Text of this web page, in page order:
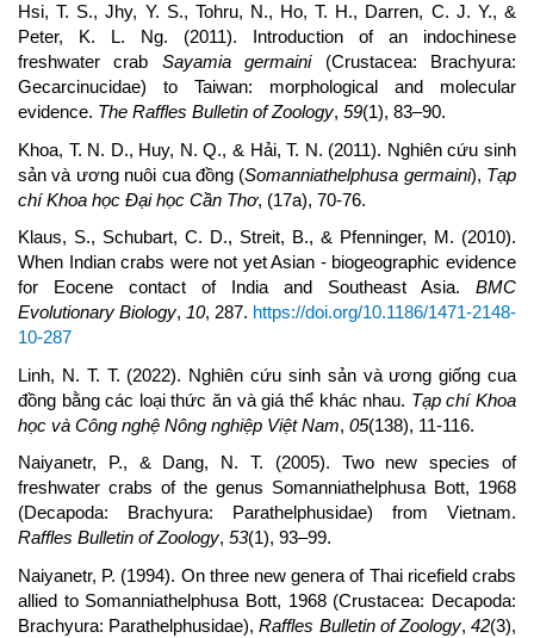
Hsi, T. S., Jhy, Y. S., Tohru, N., Ho, T. H., Darren, C. J. Y., &
Peter, K. L. Ng. (2011). Introduction of an indochinese
freshwater crab Sayamia germaini(Crustacea: Brachyura:
Gecarcinucidae) to Taiwan: morphological and molecular
evidence. The Raffles Bulletin of Zoology, 59(1), 83–90.
Khoa, T. N. D., Huy, N. Q., & Hải, T. N. (2011). Nghiên cứu sinh
sản và ương nuôi cua đồng (Somanniathelphusa germaini), Tạp
chí Khoa học Đại học Cần Thơ, (17a), 70-76.
Klaus, S., Schubart, C. D., Streit, B., & Pfenninger, M. (2010).
When Indian crabs were not yet Asian - biogeographic evidence
for Eocene contact of India and Southeast Asia. BMC
Evolutionary Biology, 10, 287. https://doi.org/10.1186/1471-2148-
10-287
Linh, N. T. T. (2022). Nghiên cứu sinh sản và ương giống cua
đồng bằng các loại thức ăn và giá thể khác nhau. Tạp chí Khoa
học và Công nghệ Nông nghiệp Việt Nam, 05(138), 11-116.
Naiyanetr, P., & Dang, N. T. (2005). Two new species of
freshwater crabs of the genus Somanniathelphusa Bott, 1968
(Decapoda: Brachyura: Parathelphusidae) from Vietnam.
Raffles Bulletin of Zoology, 53(1), 93–99.
Naiyanetr, P. (1994). On three new genera of Thai ricefield crabs
allied to Somanniathelphusa Bott, 1968 (Crustacea: Decapoda:
Brachyura: Parathelphusidae),Raffles Bulletin of Zoology,42(3),